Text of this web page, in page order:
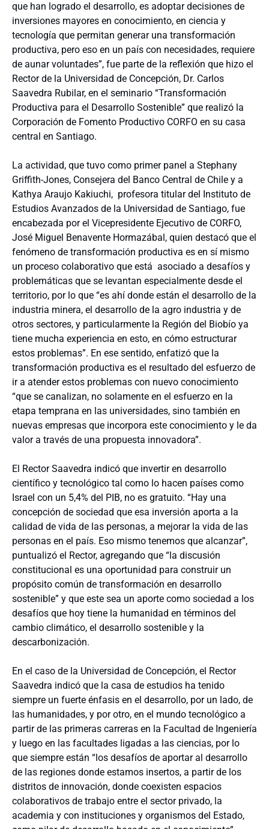
que han logrado el desarrollo, es adoptar decisiones de
inversiones mayores en conocimiento, en ciencia y
tecnología que permitan generar una transformación
productiva, pero eso en un país con necesidades, requiere
de aunar voluntades”, fue parte de la reflexión que hizo el
Rector de la Universidad de Concepción, Dr. Carlos
Saavedra Rubilar, en el seminario “Transformación
Productiva para el Desarrollo Sostenible” que realizó la
Corporación de Fomento Productivo CORFO en su casa
central en Santiago.
La actividad, que tuvo como primer panel a Stephany
Griffith-Jones, Consejera del Banco Central de Chile y a
Kathya Araujo Kakiuchi, profesora titular del Instituto de
Estudios Avanzados de la Universidad de Santiago, fue
encabezada por el Vicepresidente Ejecutivo de CORFO,
José Miguel Benavente Hormazábal, quien destacó que el
fenómeno de transformación productiva es en sí mismo
un proceso colaborativo que está asociado a desafíos y
problemáticas que se levantan especialmente desde el
territorio, por lo que “es ahí donde están el desarrollo de la
industria minera, el desarrollo de la agro industria y de
otros sectores, y particularmente la Región del Biobío ya
tiene mucha experiencia en esto, en cómo estructurar
estos problemas”. En ese sentido, enfatizó que la
transformación productiva es el resultado del esfuerzo de
ir a atender estos problemas con nuevo conocimiento
“que se canalizan, no solamente en el esfuerzo en la
etapa temprana en las universidades, sino también en
nuevas empresas que incorpora este conocimiento y le da
valor a través de una propuesta innovadora”.
El Rector Saavedra indicó que invertir en desarrollo
científico y tecnológico tal como lo hacen países como
Israel con un 5,4% del PIB, no es gratuito. “Hay una
concepción de sociedad que esa inversión aporta a la
calidad de vida de las personas, a mejorar la vida de las
personas en el país. Eso mismo tenemos que alcanzar”,
puntualizó el Rector, agregando que “la discusión
constitucional es una oportunidad para construir un
propósito común de transformación en desarrollo
sostenible” y que este sea un aporte como sociedad a los
desafíos que hoy tiene la humanidad en términos del
cambio climático, el desarrollo sostenible y la
descarbonización.
En el caso de la Universidad de Concepción, el Rector
Saavedra indicó que la casa de estudios ha tenido
siempre un fuerte énfasis en el desarrollo, por un lado, de
las humanidades, y por otro, en el mundo tecnológico a
partir de las primeras carreras en la Facultad de Ingeniería
y luego en las facultades ligadas a las ciencias, por lo
que siempre están “los desafíos de aportar al desarrollo
de las regiones donde estamos insertos, a partir de los
distritos de innovación, donde coexisten espacios
colaborativos de trabajo entre el sector privado, la
academia y con instituciones y organismos del Estado,